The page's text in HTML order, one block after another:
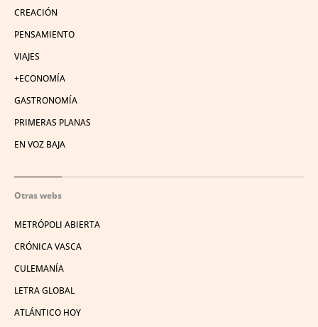
CREACIÓN
PENSAMIENTO
VIAJES
+ECONOMÍA
GASTRONOMÍA
PRIMERAS PLANAS
EN VOZ BAJA
Otras webs
METRÓPOLI ABIERTA
CRÓNICA VASCA
CULEMANÍA
LETRA GLOBAL
ATLÁNTICO HOY